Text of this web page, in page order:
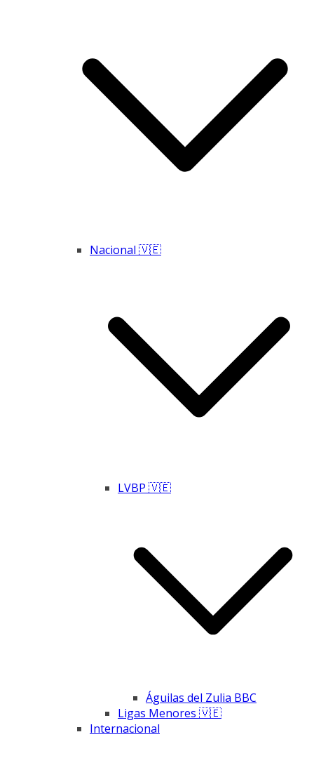
Nacional 🇻🇪
LVBP 🇻🇪
Águilas del Zulia BBC
Ligas Menores 🇻🇪
Internacional